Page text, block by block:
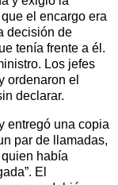
el encargo era
decisión de
tenía frente a él.
Los jefes
ordenaron el
declarar.
entregó una copia
par de llamadas,
había
El